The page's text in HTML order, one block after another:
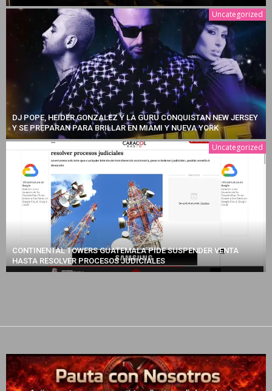
Uncategorized
DJ POPE, HEIDER GONZALEZ Y LA GURU CONQUISTAN NEW JERSEY
Y SE PREPARAN PARA BRILLAR EN MIAMI Y NUEVA YORK
Uncategorized
CONTINENTAL TOWERS GUATEMALA PIDE SUSPENDER VENTA
HASTA RESOLVER PROCESOS JUDICIALES